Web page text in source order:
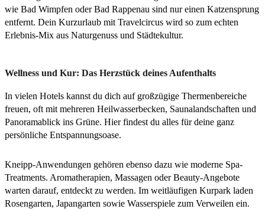
wie Bad Wimpfen oder Bad Rappenau sind nur einen Katzensprung
entfernt. Dein Kurzurlaub mit Travelcircus wird so zum echten
Erlebnis-Mix aus Naturgenuss und Städtekultur.
Wellness und Kur: Das Herzstück deines Aufenthalts
In vielen Hotels kannst du dich auf großzügige Thermenbereiche
freuen, oft mit mehreren Heilwasserbecken, Saunalandschaften und
Panoramablick ins Grüne. Hier findest du alles für deine ganz
persönliche Entspannungsoase.
Kneipp-Anwendungen gehören ebenso dazu wie moderne Spa-
Treatments. Aromatherapien, Massagen oder Beauty-Angebote
warten darauf, entdeckt zu werden. Im weitläufigen Kurpark laden
Rosengarten, Japangarten sowie Wasserspiele zum Verweilen ein.